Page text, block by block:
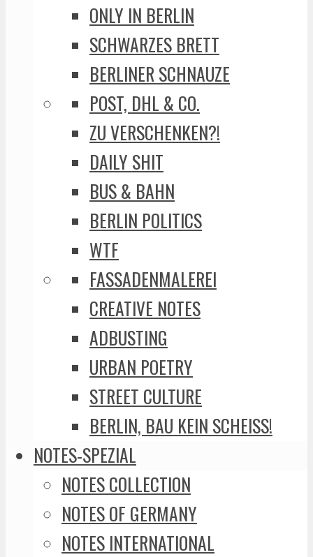
ONLY IN BERLIN
SCHWARZES BRETT
BERLINER SCHNAUZE
POST, DHL & CO.
ZU VERSCHENKEN?!
DAILY SHIT
BUS & BAHN
BERLIN POLITICS
WTF
FASSADENMALEREI
CREATIVE NOTES
ADBUSTING
URBAN POETRY
STREET CULTURE
BERLIN, BAU KEIN SCHEISS!
NOTES-SPEZIAL
NOTES COLLECTION
NOTES OF GERMANY
NOTES INTERNATIONAL